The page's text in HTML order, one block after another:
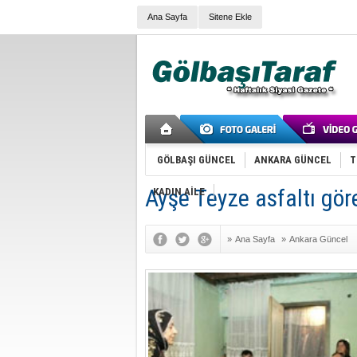
Ana Sayfa Sitene Ekle
GÖLBAŞI GÜNCEL ANKARA GÜNCEL
KADIN AİLE
Ayşe Teyze asfaltı
» Ana Sayfa » Ankara Güncel